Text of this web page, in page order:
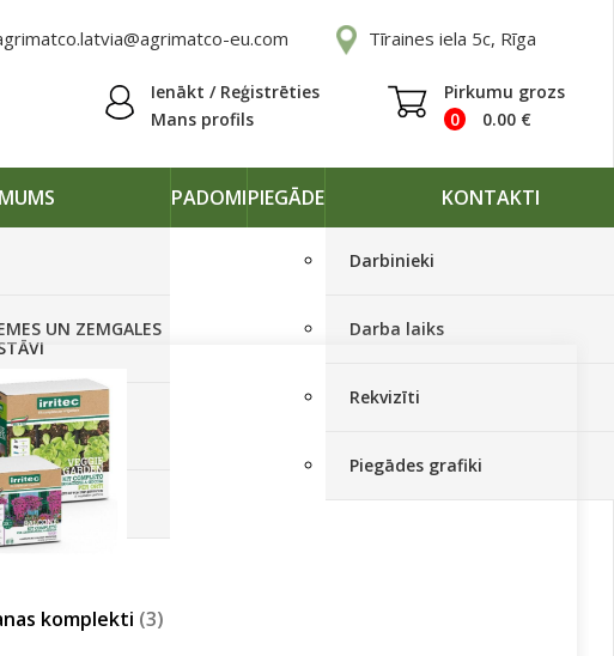
eu.com Tīraines iela 5c, Rīga
Ienākt / Reģistrēties
Mans profils
Pirkumu grozs
0
0.00 €
UN ZEMGALES
RĪGĀ
PADOMIPIEGĀDE KONTAKTI
Darbinieki
Darba laiks
Rekvizīti
Piegādes grafiki
komplekti (3)